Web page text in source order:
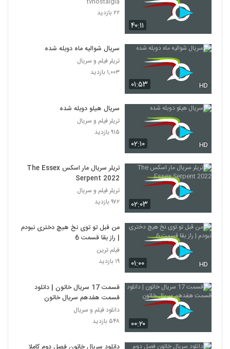
۴۰:۱۱
۲۲ بازدید
۰۱:۵۳ HD
سریال شوالیه ماه دوبله شده
تریلر فیلم و سریال
۱,۰۰۳ بازدید
۰۲:۱۰ HD
سریال هیلو دوبله شده
تریلر فیلم و سریال
۹۱۵ بازدید
۰۲:۰۳
تریلر سریال مار اسکس The Essex
Serpent 2022
تریلر فیلم و سریال
۹۷۲ بازدید
۰۱:۰۰ HD
من قبل تو توی نخ هیچ دختری نبودم
| راز بقا قسمت 6
فیلم ترین
۱۹ بازدید
۰۰:۲۰
قسمت 17 سریال خاتون | دانلود
قسمت هفدهم سریال خاتون
دانلود فیلم و سریال
۵۴۸ بازدید